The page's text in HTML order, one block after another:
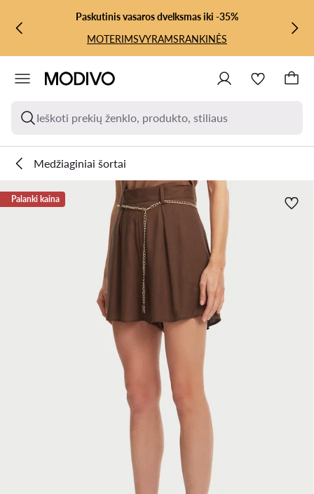
PEREITI PRIE PAGRINDINIO TURINIO
PEREITI Į PAIEŠKĄPaskutinis vasaros dvelksmas iki -35%
MOTERIMSVYRAMSRANKINĖS
Ieškoti prekių ženklo, produkto, stiliaus
Medžiaginiai šortai
Palanki kaina